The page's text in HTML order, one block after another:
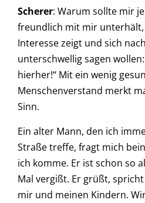
Scherer: Warum sollte mir
freundlich mit mir
Interesse zeigt und sich
unterschwellig sagen
hierher!“ Mit ein wenig
Menschenverstand merkt
Sinn.
Ein alter Mann, den ich
Straße treffe, fragt mich
ich komme. Er ist schon so
Mal vergißt. Er grüßt,
mir und meinen Kindern.